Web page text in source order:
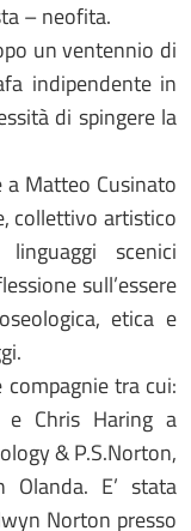
– neofita.
un ventennio di
indipendente in
di spingere la
Matteo Cusinato
collettivo artistico
scenici
sull’essere
etica e
tra cui:
e Chris Haring a
& P.S.Norton,
E’ stata
Norton presso